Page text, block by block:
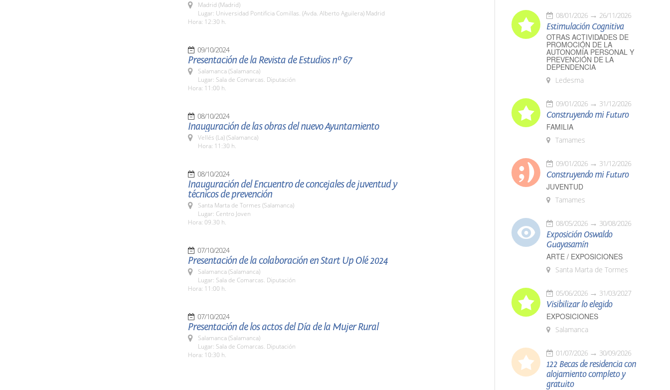
Madrid (Madrid)
Lugar: Universidad Pontificia Comillas. (Avda. Alberto Aguilera) Madrid
Hora: 12:30 h.
09/10/2024
Presentación de la Revista de Estudios nº 67
Salamanca (Salamanca)
Lugar: Sala de Comarcas. Diputación
Hora: 11:00 h.
08/10/2024
Inauguración de las obras del nuevo Ayuntamiento
Vellés (La) (Salamanca)
Hora: 11:30 h.
08/10/2024
Inauguración del Encuentro de concejales de juventud y
técnicos de prevención
Santa Marta de Tormes (Salamanca)
Lugar: Centro Joven
Hora: 09.30 h.
07/10/2024
Presentación de la colaboración en Start Up Olé 2024
Salamanca (Salamanca)
Lugar: Sala de Comarcas. Diputación
Hora: 11:00 h.
07/10/2024
Presentación de los actos del Día de la Mujer Rural
Salamanca (Salamanca)
Lugar: Sala de Comarcas. Diputación
Hora: 10:30 h.
08/01/2026 26/11/2026
Estimulación Cognitiva
OTRAS ACTIVIDADES DE
PROMOCIÓN DE LA
AUTONOMÍA PERSONAL Y
PREVENCIÓN DE LA
DEPENDENCIA
Ledesma
09/01/2026 31/12/2026
Construyendo mi Futuro
FAMILIA
Tamames
09/01/2026 31/12/2026
Construyendo mi Futuro
JUVENTUD
Tamames
08/05/2026 30/08/2026
Exposición Oswaldo
Guayasamín
ARTE / EXPOSICIONES
Santa Marta de Tormes
05/06/2026 31/03/2027
Visibilizar lo elegido
EXPOSICIONES
Salamanca
01/07/2026 30/09/2026
122 Becas de residencia con
alojamiento completo y
gratuito